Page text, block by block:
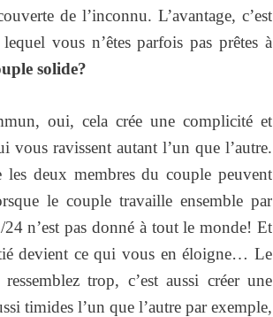
de l’inconnu. L’avantage, c’est
vous n’êtes parfois pas prêtes à
solide?
oui, cela crée une complicité et
vous ravissent autant l’un que l’autre.
deux membres du couple peuvent
le couple travaille ensemble par
n’est pas donné à tout le monde! Et
devient ce qui vous en éloigne… Le
trop, c’est aussi créer une
timides l’un que l’autre par exemple,